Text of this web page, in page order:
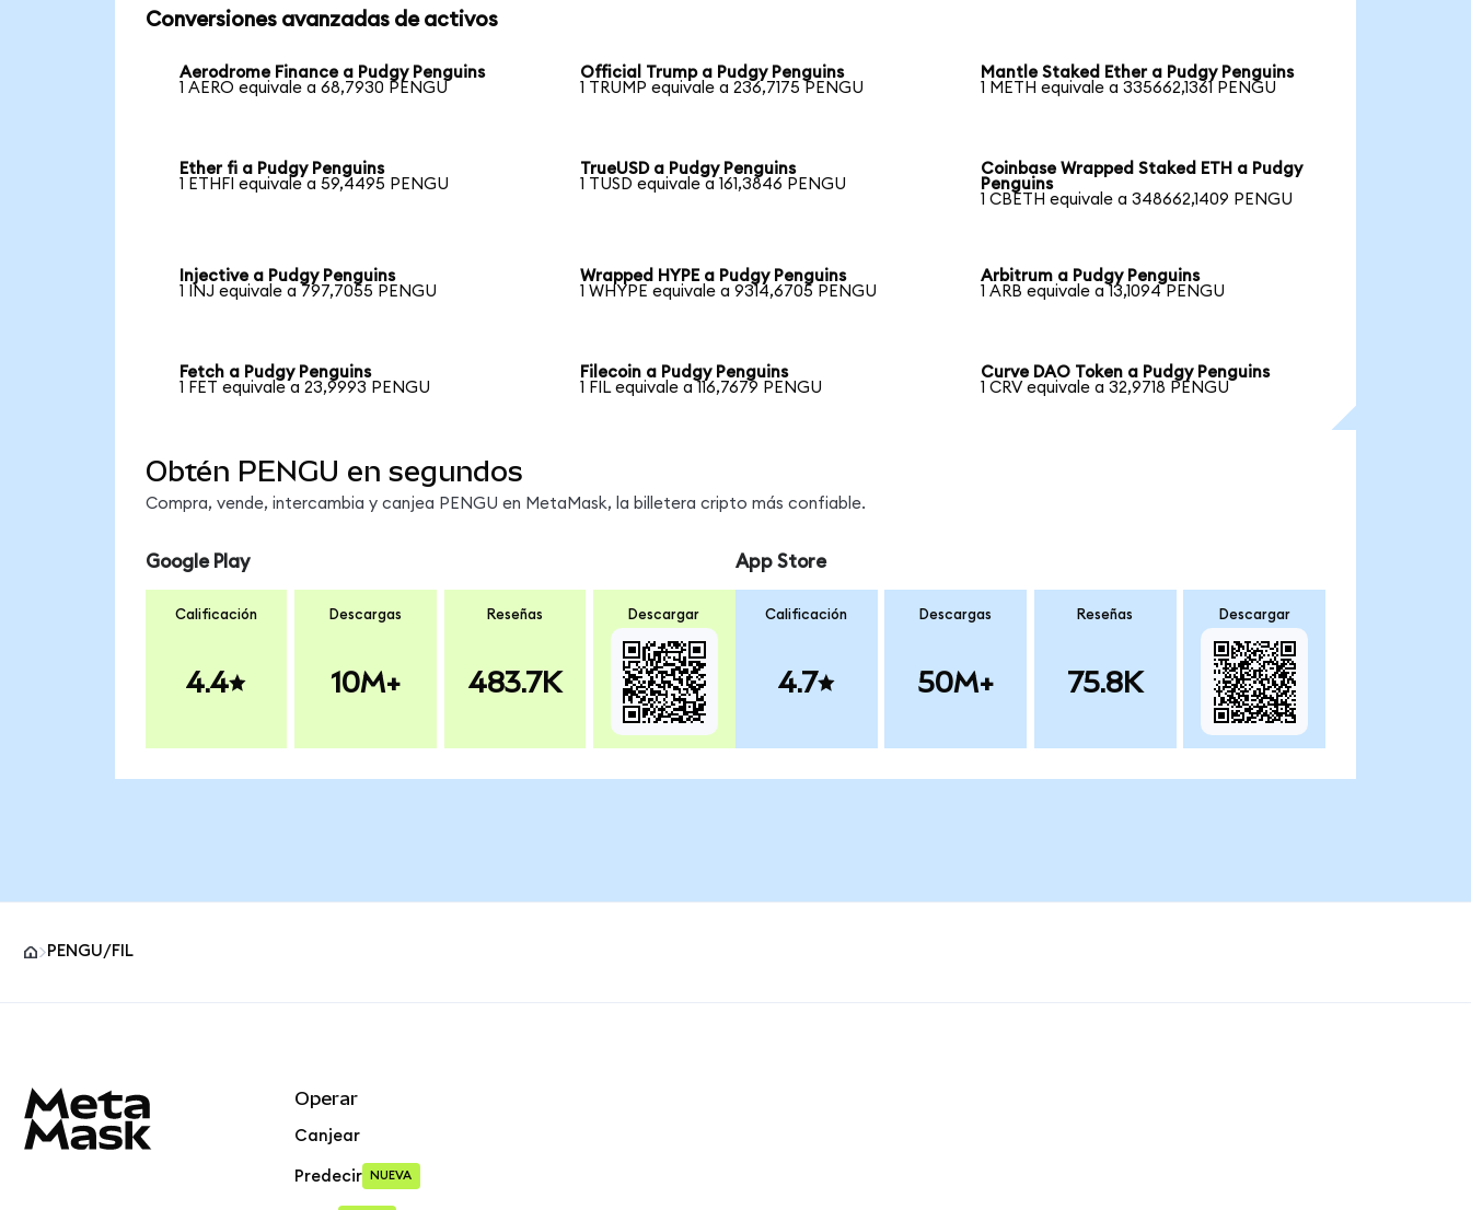
Conversiones avanzadas de activos
Aerodrome Finance a Pudgy Penguins
1 AERO equivale a 68,7930 PENGU
Official Trump a Pudgy Penguins
1 TRUMP equivale a 236,7175 PENGU
Mantle Staked Ether a Pudgy Penguins
1 METH equivale a 335662,1361 PENGU
Ether fi a Pudgy Penguins
1 ETHFI equivale a 59,4495 PENGU
TrueUSD a Pudgy Penguins
1 TUSD equivale a 161,3846 PENGU
Coinbase Wrapped Staked ETH a Pudgy
Penguins
1 CBETH equivale a 348662,1409 PENGU
Injective a Pudgy Penguins
1 INJ equivale a 797,7055 PENGU
Wrapped HYPE a Pudgy Penguins
1 WHYPE equivale a 9314,6705 PENGU
Arbitrum a Pudgy Penguins
1 ARB equivale a 13,1094 PENGU
Fetch a Pudgy Penguins
1 FET equivale a 23,9993 PENGU
Filecoin a Pudgy Penguins
1 FIL equivale a 116,7679 PENGU
Curve DAO Token a Pudgy Penguins
1 CRV equivale a 32,9718 PENGU
Obtén PENGU en segundos
Compra, vende, intercambia y canjea PENGU en MetaMask, la billetera cripto más confiable.
Google Play
Calificación
4.4
Descargas
10M+
Reseñas
483.7K
Descargar
App Store
Calificación
4.7
Descargas
50M+
Reseñas
75.8K
Descargar
PENGU/FIL
Operar
Canjear
Predecir NUEVA